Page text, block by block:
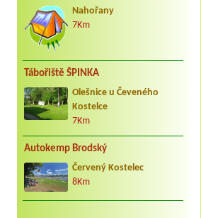
Nahořany
7Km
Tábořiště ŠPINKA
Olešnice u Čeveného
Kostelce
7Km
Autokemp Brodský
Červený Kostelec
8Km